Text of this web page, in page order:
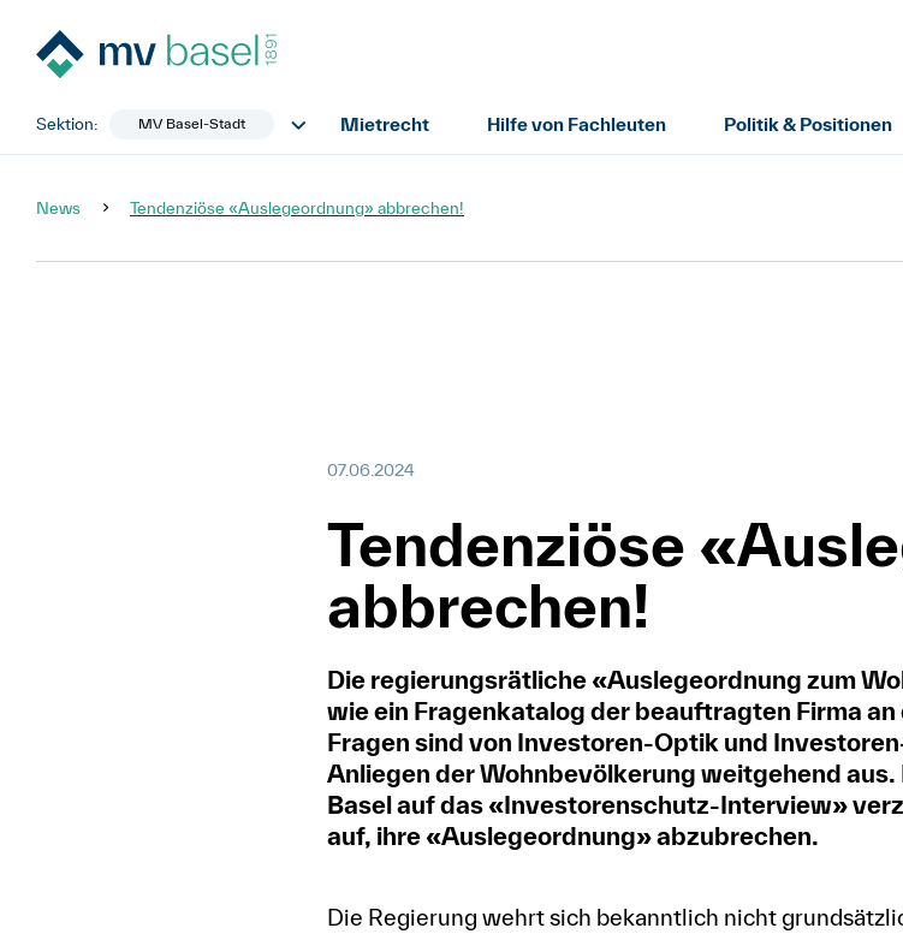
Sektion: MV Basel-Stadt Mietrecht Hilfe von Fachleuten Politik & Positionen
News Tendenziöse «Auslegeordnung» abbrechen!
07.06.2024
Tendenziöse
abbrechen!
Die regierungsrätliche «Auslegeordnung zum
wie ein Fragenkatalog der beauftragten Firma
Fragen sind von Investoren-Optik und
Anliegen der Wohnbevölkerung weitgehend
Basel auf das «Investorenschutz-Interview»
auf, ihre «Auslegeordnung» abzubrechen.
Die Regierung wehrt sich bekanntlich nicht